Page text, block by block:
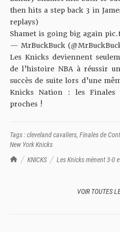
TrashTalk Actu NBA
KNICKS
Les Knicks mènent 3-0
then hits a step back 3 in
replays)
Shamet is going big again
— MrBuckBuck
Les Knicks deviennent
de l’histoire NBA à réussir
succès de suite lors d’une
Knicks Nation : les Finales
proches !
Tags :cleveland cavaliers, Finales de
New York Knicks
VOIR TOUTES